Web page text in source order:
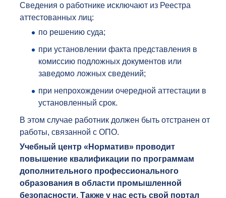
Сведения о работнике исключают из Реестра
аттестованных лиц:
по решению суда;
при установлении факта представления в
комиссию подложных документов или
заведомо ложных сведений;
при непрохождении очередной аттестации в
установленный срок.
В этом случае работник должен быть отстранен от
работы, связанной с ОПО.
Учебный центр «Норматив» проводит
повышение квалификации по программам
дополнительного профессионального
образования в области промышленной
безопасности. Также у нас есть свой портал